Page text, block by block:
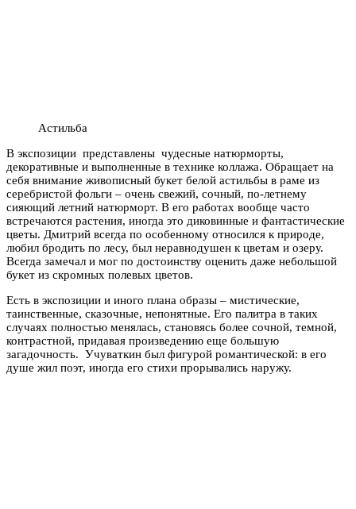
Астильба
В экспозиции представлены чудесные натюрморты,
декоративные и выполненные в технике коллажа. Обращает на
себя внимание живописный букет белой астильбы в раме из
серебристой фольги – очень свежий, сочный, по-летнему
сияющий летний натюрморт. В его работах вообще часто
встречаются растения, иногда это диковинные и фантастические
цветы. Дмитрий всегда по особенному относился к природе,
любил бродить по лесу, был неравнодушен к цветам и озеру.
Всегда замечал и мог по достоинству оценить даже небольшой
букет из скромных полевых цветов.
Есть в экспозиции и иного плана образы – мистические,
таинственные, сказочные, непонятные. Его палитра в таких
случаях полностью менялась, становясь более сочной, темной,
контрастной, придавая произведению еще большую
загадочность. Учуваткин был фигурой романтической: в его
душе жил поэт, иногда его стихи прорывались наружу.